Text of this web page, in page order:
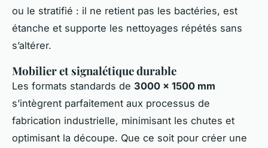
ou le stratifié : il ne retient pas les bactéries, est
étanche et supporte les nettoyages répétés sans
s’altérer.
Mobilier et signalétique durable
Les formats standards de 3000 x 1500 mm
s’intègrent parfaitement aux processus de
fabrication industrielle, minimisant les chutes et
optimisant la découpe. Que ce soit pour créer une